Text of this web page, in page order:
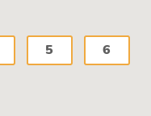
5 6